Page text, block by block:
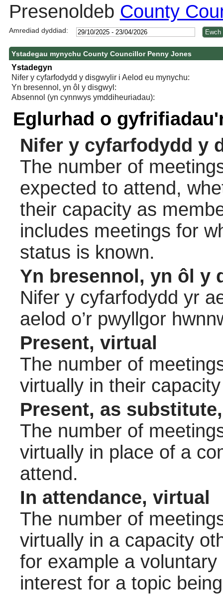
Presenoldeb County
Amrediad dyddiad:
Ystadegau mynychu County Councillor Penny Jones
Ystadegyn
Nifer y cyfarfodydd y disgwylir i Aelod eu mynychu:
Yn bresennol, yn ôl y disgwyl:
Absennol (yn cynnwys ymddiheuriadau):
Eglurhad o
Nifer y cyfarfodydd y
The number of
expected to attend,
their capacity as
includes meetings for
status is known.
Yn bresennol, yn ôl y
Nifer y cyfarfodydd yr
aelod o’r pwyllgor
Present, virtual
The number of
virtually in their
Present, as
The number of
virtually in place of a
attend.
In attendance, virtual
The number of
virtually in a capacity
for example a
interest for a topic